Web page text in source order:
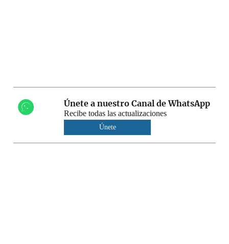
Únete a nuestro Canal de WhatsApp
Recibe todas las actualizaciones
Únete